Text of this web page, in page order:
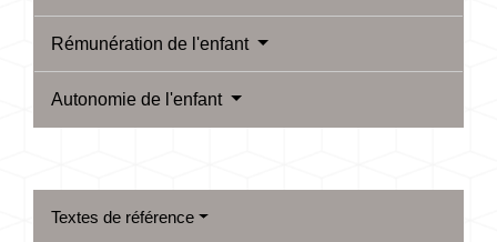
Rémunération de l'enfant
Autonomie de l'enfant
Textes de référence